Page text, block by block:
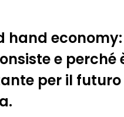
hand economy:
e perché
per il